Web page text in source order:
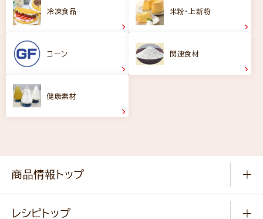
冷凍食品 米粉・上新粉
コーン 関連食材
健康素材
商品情報トップ
レシピトップ